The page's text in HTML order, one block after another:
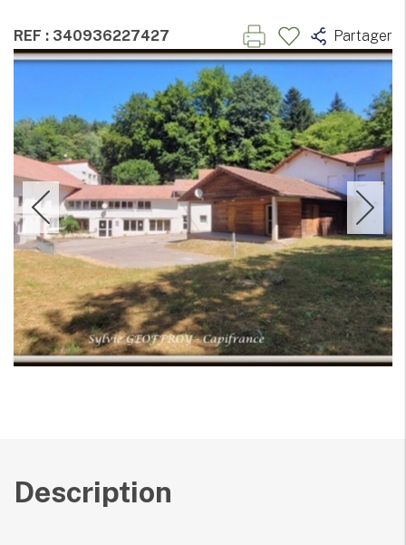
REF : 340936227427 Partager
Description